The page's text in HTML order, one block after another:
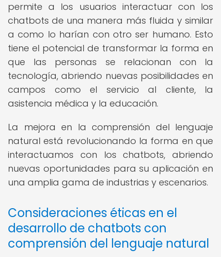
permite a los usuarios interactuar con los
chatbots de una manera más fluida y similar
a como lo harían con otro ser humano. Esto
tiene el potencial de transformar la forma en
que las personas se relacionan con la
tecnología, abriendo nuevas posibilidades en
campos como el servicio al cliente, la
asistencia médica y la educación.
La mejora en la comprensión del lenguaje
natural está revolucionando la forma en que
interactuamos con los chatbots, abriendo
nuevas oportunidades para su aplicación en
una amplia gama de industrias y escenarios.
Consideraciones éticas en el
desarrollo de chatbots con
comprensión del lenguaje natural